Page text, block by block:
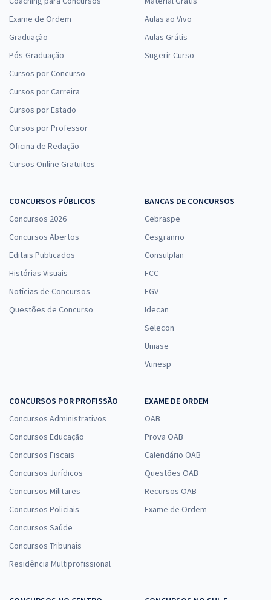
Exame de Ordem
Graduação
Pós-Graduação
Cursos por Concurso
Cursos por Carreira
Cursos por Estado
Cursos por Professor
Oficina de Redação
Cursos Online Gratuitos
Aulas ao Vivo
Aulas Grátis
Sugerir Curso
CONCURSOS PÚBLICOS
Concursos 2026
Concursos Abertos
Editais Publicados
Histórias Visuais
Notícias de Concursos
Questões de Concurso
BANCAS DE CONCURSOS
Cebraspe
Cesgranrio
Consulplan
FCC
FGV
Idecan
Selecon
Uniase
Vunesp
CONCURSOS POR PROFISSÃO
Concursos Administrativos
Concursos Educação
Concursos Fiscais
Concursos Jurídicos
Concursos Militares
Concursos Policiais
Concursos Saúde
Concursos Tribunais
Residência Multiprofissional
EXAME DE ORDEM
OAB
Prova OAB
Calendário OAB
Questões OAB
Recursos OAB
Exame de Ordem